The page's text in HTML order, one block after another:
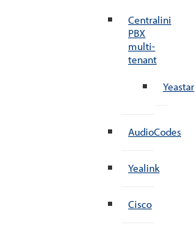
Centralini
PBX
multi-
tenant
Yeastar
AudioCodes
Yealink
Cisco